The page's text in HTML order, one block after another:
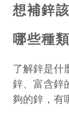
想補鋅
哪些種
了解鋅是什
鋅、富含鋅
夠的鋅，有